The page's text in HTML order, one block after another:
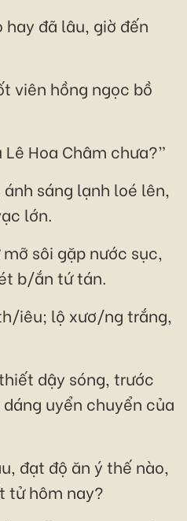
hay đã lâu, giờ đến
viên hồng ngọc bồ
Hoa Châm chưa?”
sáng lạnh loé lên,
lớn.
sôi gặp nước sục,
b/ắn tứ tán.
iêu; lộ xươ/ng trắng,
dậy sóng, trước
uyển chuyển của
đạt độ ăn ý thế nào,
tử hôm nay?